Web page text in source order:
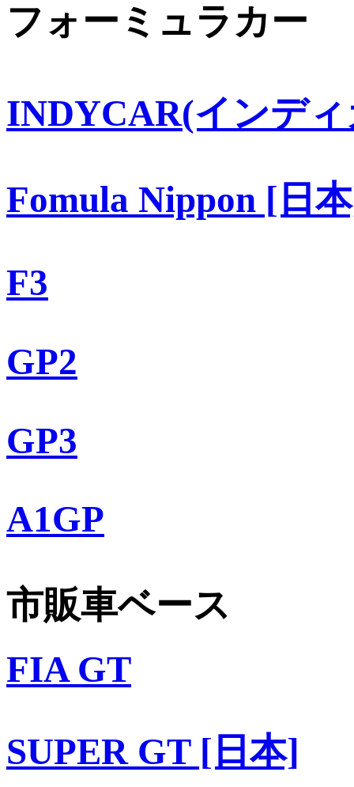
フォーミュラカー
INDYCAR(インデ
Fomula Nippon [日
F3
GP2
GP3
A1GP
市販車ベース
FIA GT
SUPER GT [日本]